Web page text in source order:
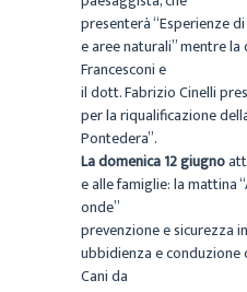
presenterà “Esperienze
e aree naturali” mentre
Francesconi e
il dott. Fabrizio Cinelli
per la riqualificazione
Pontedera”.
La domenica 12 giugno
e alle famiglie: la mattina
onde”
prevenzione e sicurezza
ubbidienza e conduzione
Cani da